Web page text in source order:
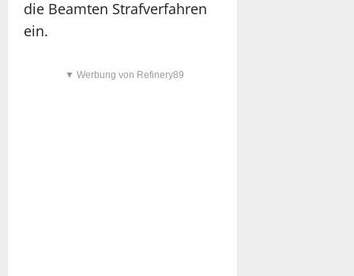
die Beamten Strafverfahren
ein.
▼ Werbung von Refinery89